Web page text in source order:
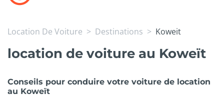
Location De Voiture Destinations Koweit
location de voiture au Koweït
Conseils pour conduire votre voiture de location
au Koweït